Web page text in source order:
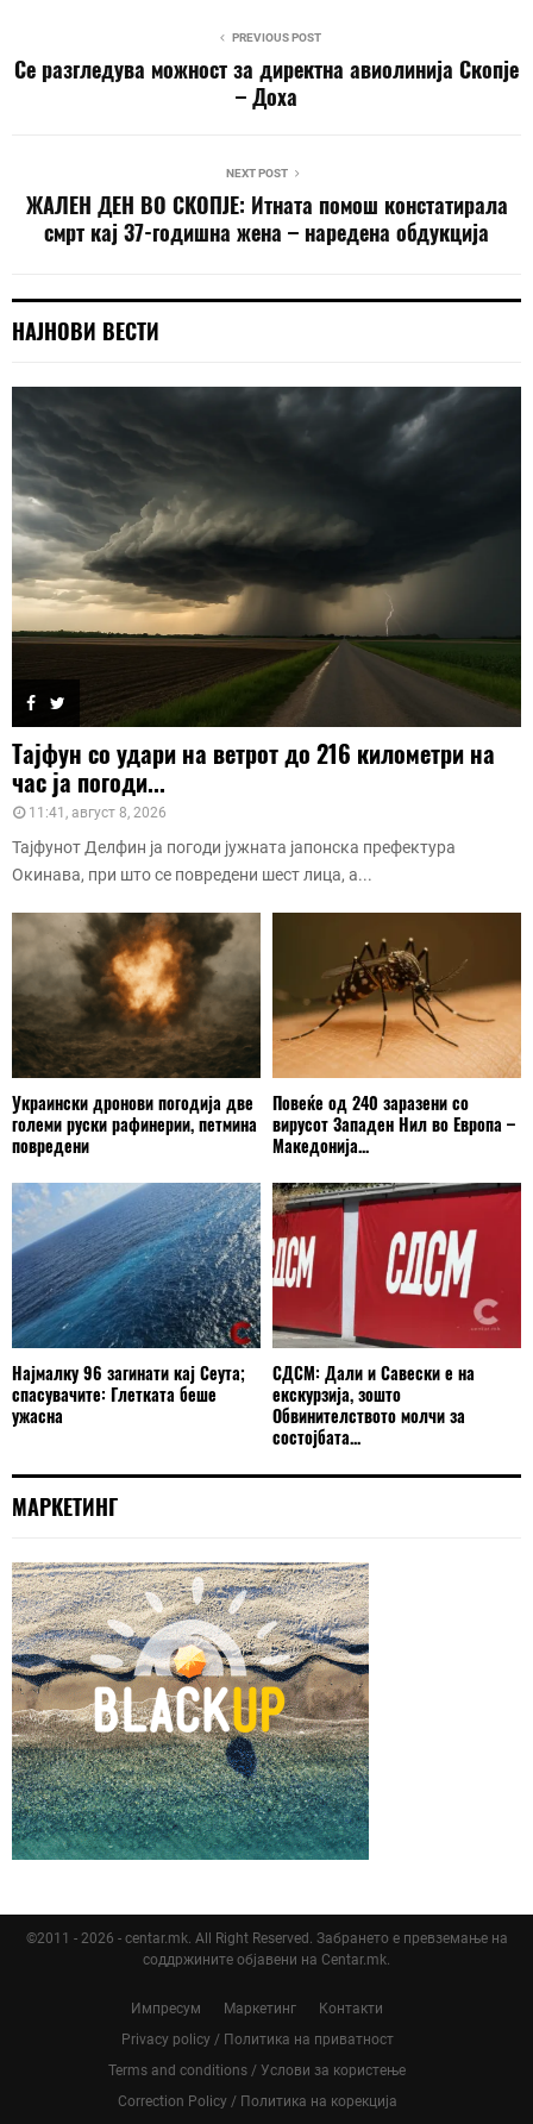
PREVIOUS POST
Се разгледува можност за директна авиолинија Скопје
– Доха
NEXT POST
ЖАЛЕН ДЕН ВО СКОПЈЕ: Итната помош констатирала
смрт кај 37-годишна жена – наредена обдукција
НАЈНОВИ ВЕСТИ
Тајфун со удари на ветрот до 216 километри на
час ја погоди...
11:41, август 8, 2026
Тајфунот Делфин ја погоди јужната јапонска префектура
Окинава, при што се повредени шест лица, а...
Украински дронови погодија две
големи руски рафинерии, петмина
повредени
Повеќе од 240 заразени со
вирусот Западен Нил во Европа –
Македонија...
Најмалку 96 загинати кај Сеута;
спасувачите: Глетката беше
ужасна
СДСМ: Дали и Савески е на
екскурзија, зошто
Обвинителството молчи за
состојбата...
МАРКЕТИНГ
©2011 - 2026 - centar.mk. All Right Reserved. Забрането е превземање на
соддржините објавени на Centar.mk.
Импресум Маркетинг
Контакти
Privacy policy / Политика на приватност
Terms and conditions / Услови за користење
Correction Policy / Политика на корекција